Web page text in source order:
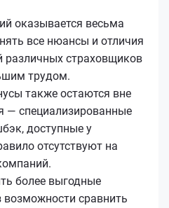
оказывается весьма
все нюансы и отличия
различных страховщиков
трудом.
также остаются вне
— специализированные
доступные у
отсутствуют на
более выгодные
сравнить